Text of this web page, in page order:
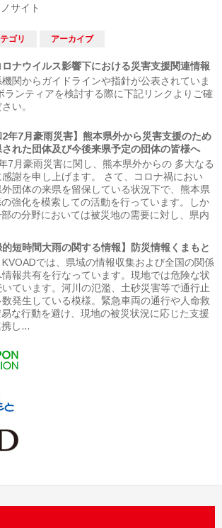
サイト
ゴリ アーカイブ
ロナウイルス影響下における災害支援関連情報
関からガイドラインや指針が公表されていま
ランティアを検討する際に下記リンクよりご確
い。
2年7月豪雨災害】熊本県外から災害支援のため
された団体及び今後来県予定の団体の皆様へ
7月豪雨災害に関し、熊本県外からの 多大なる
謝を申し上げます。 さて、コロナ禍におい
外団体の来県を留保している状況下で、熊本県
強化を模索しての活動を行っています。しか
の分野においては被災地の需要に対し、県内
的短時間大雨の関する情報】防災情報くまもと
では、県域の情報収集および全国の関係
報共有を行なっています。現地では危険な状
ています。河川の氾濫、土砂災害等で通行止
発生している模様。緊急車両の通行や人命救
な行動を避け、現地の被災状況に応じた支援
し...